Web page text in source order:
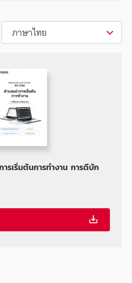
ภาษาไทย
รเริ่มต้นการทำงาน การดีบัก